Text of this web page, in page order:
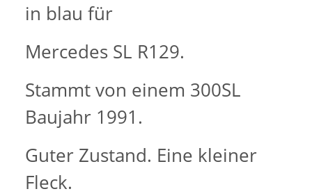
in blau für
Mercedes SL R129.
Stammt von einem 300SL
Baujahr 1991.
Guter Zustand. Eine kleiner
Fleck.